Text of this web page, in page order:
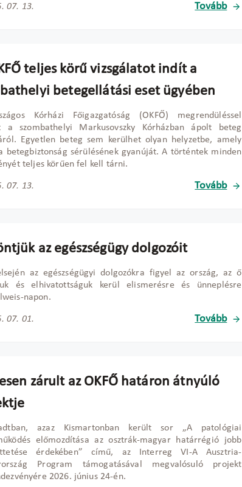
07. 13. Tovább
teljes körű vizsgálatot indít a
betegellátási eset ügyében
Kórházi Főigazgatóság (OKFŐ) megrendüléssel
a szombathelyi Markusovszky Kórházban ápolt beteg
Egyetlen beteg sem kerülhet olyan helyzetbe, amely
betegbiztonság sérülésének gyanúját. A történtek minden
teljes körűen fel kell tárni.
07. 13. Tovább
az egészségügy dolgozóit
az egészségügyi dolgozókra figyel az ország, az ő
és elhivatottságuk kerül elismerésre és ünneplésre
napon.
07. 01. Tovább
zárult az OKFŐ határon átnyúló
azaz Kismartonban került sor „A patológiai
előmozdítása az osztrák-magyar határrégió jobb
érdekében” című, az Interreg VI-A Ausztria-
Program támogatásával megvalósuló projekt
2026. június 24-én.